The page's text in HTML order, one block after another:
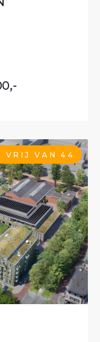
VRIJ VAN 44